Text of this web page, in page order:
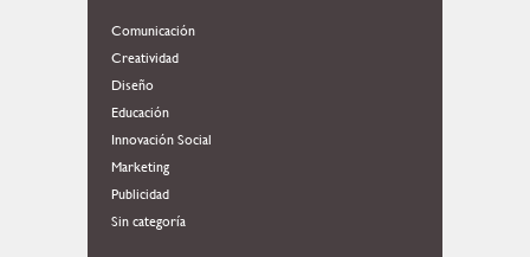
Comunicación
Creatividad
Diseño
Educación
Innovación Social
Marketing
Publicidad
Sin categoría